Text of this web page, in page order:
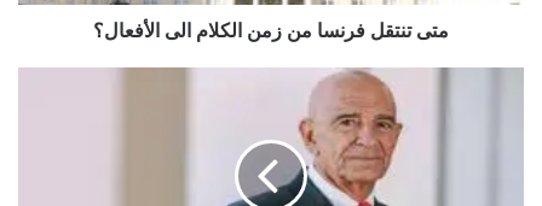
متى تنتقل فرنسا من زمن الكلام الى الأفعال؟